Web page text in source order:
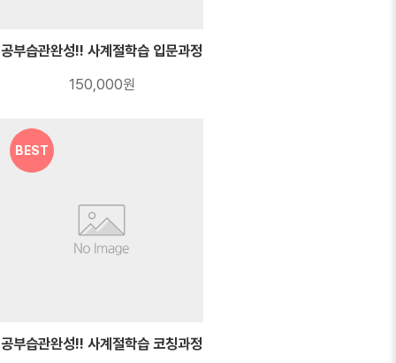
공부습관완성!! 사계절학습 입문과정
150,000원
공부습관완성!! 사계절학습 코칭과정
BEST